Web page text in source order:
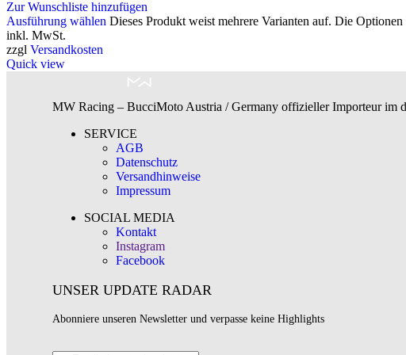
Zur Wunschliste hinzufügen
Ausführung wählen Dieses Produkt weist mehrere Varianten auf. Die
inkl. MwSt.
zzgl Versandkosten
Quick view
MW Racing – BucciMoto Austria / Germany offizieller Importeur im
SERVICE
AGB
Datenschutz
Versandhinweise
Impressum
SOCIAL MEDIA
Kontakt
Instagram
Facebook
UNSER UPDATE RADAR
Abonniere unseren Newsletter und verpasse keine Highlights